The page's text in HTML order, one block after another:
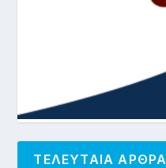
ΤΕΛΕΥΤΑΙΑ ΑΡΘΡΑ